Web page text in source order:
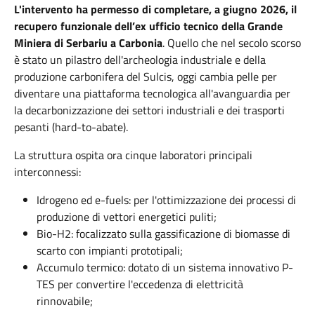
L'intervento ha permesso di completare, a giugno 2026, il
recupero funzionale dell’ex ufficio tecnico della Grande
Miniera di Serbariu a Carbonia. Quello che nel secolo scorso
è stato un pilastro dell'archeologia industriale e della
produzione carbonifera del Sulcis, oggi cambia pelle per
diventare una piattaforma tecnologica all'avanguardia per
la decarbonizzazione dei settori industriali e dei trasporti
pesanti (hard-to-abate).
La struttura ospita ora cinque laboratori principali
interconnessi:
Idrogeno ed e-fuels: per l'ottimizzazione dei processi di
produzione di vettori energetici puliti;
Bio-H2: focalizzato sulla gassificazione di biomasse di
scarto con impianti prototipali;
Accumulo termico: dotato di un sistema innovativo P-
TES per convertire l'eccedenza di elettricità
rinnovabile;